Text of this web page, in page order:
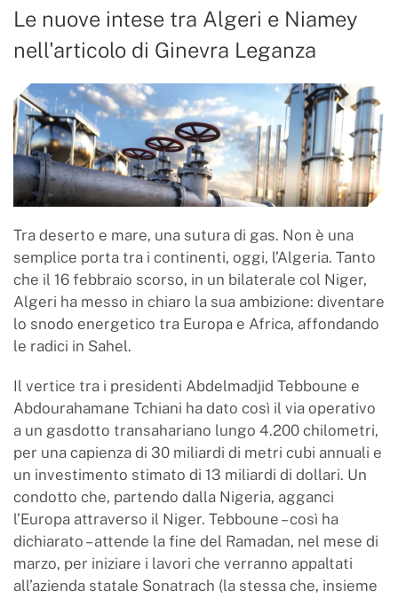
Le nuove intese tra Algeri e Niamey
nell'articolo di Ginevra Leganza
Tra deserto e mare, una sutura di gas. Non è una
semplice porta tra i continenti, oggi, l’Algeria. Tanto
che il 16 febbraio scorso, in un bilaterale col Niger,
Algeri ha messo in chiaro la sua ambizione: diventare
lo snodo energetico tra Europa e Africa, affondando
le radici in Sahel.
Il vertice tra i presidenti Abdelmadjid Tebboune e
Abdourahamane Tchiani ha dato così il via operativo
a un gasdotto transahariano lungo 4.200 chilometri,
per una capienza di 30 miliardi di metri cubi annuali e
un investimento stimato di 13 miliardi di dollari. Un
condotto che, partendo dalla Nigeria, agganci
l’Europa attraverso il Niger. Tebboune – così ha
dichiarato – attende la fine del Ramadan, nel mese di
marzo, per iniziare i lavori che verranno appaltati
all’azienda statale Sonatrach (la stessa che, insieme